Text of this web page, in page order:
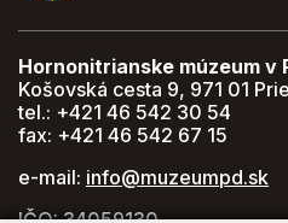
Hornonitrianske múzeum v
Košovská cesta 9, 971 01
tel.: +421 46 542 30 54
fax: +421 46 542 67 15
e-mail: info@muzeumpd.sk